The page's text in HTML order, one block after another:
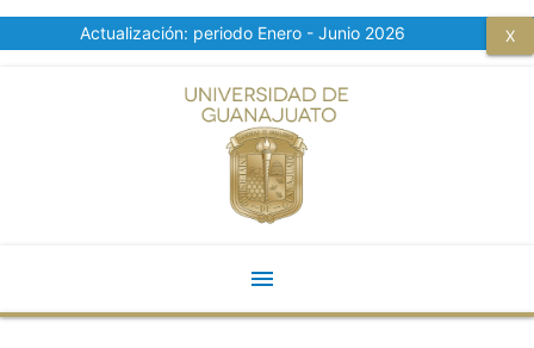
Actualización: periodo Enero - Junio 2026 X
menu